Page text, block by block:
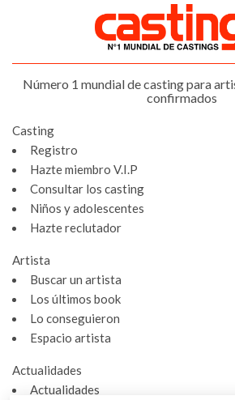
Número 1 mundial de casting para
confirmados
Casting
Registro
Hazte miembro V.I.P
Consultar los casting
Niños y adolescentes
Hazte reclutador
Artista
Buscar un artista
Los últimos book
Lo conseguieron
Espacio artista
Actualidades
Actualidades